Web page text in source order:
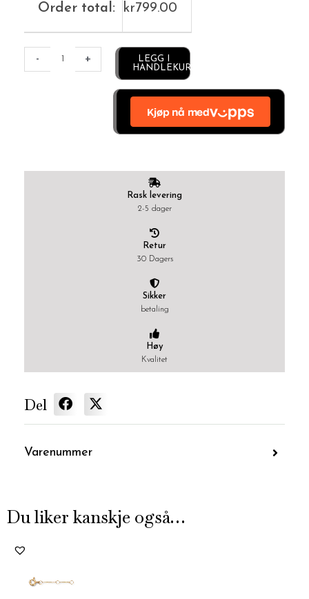
Order total: kr799.00
- +
LEGG I
HANDLEKURV
Rask levering
2-5 dager
Retur
30 Dagers
Sikker
betaling
Høy
Kvalitet
Del
Varenummer
Du liker kanskje også…